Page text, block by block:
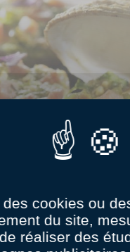
cookies ou
du site,
réaliser des